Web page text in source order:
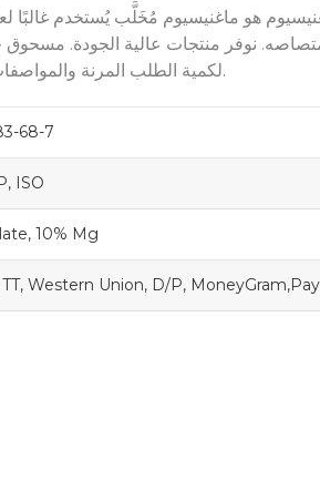
هو ماغنيسيوم مُخَلَّب يُستخدم غالبًا
نوفر منتجات عالية الجودة. مسحوق
لكمية الطلب المرنة والمواصفات وخدمات تخصيص التعبئة والتغليف.
68-7
ISO
10% Mg
TT, Western Union, D/P,